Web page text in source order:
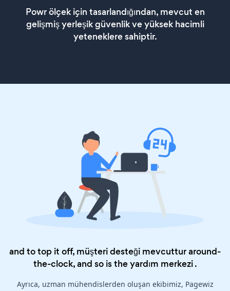
Powr ölçek için tasarlandığından, mevcut en
gelişmiş yerleşik güvenlik ve yüksek hacimli
yeteneklere sahiptir.
and to top it off, müşteri desteği mevcuttur around-
the-clock, and so is theyardım merkezi.
Ayrıca, uzman mühendislerden oluşan ekibimiz, Pagewiz